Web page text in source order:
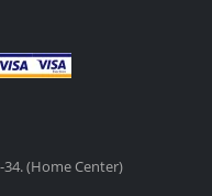
(Home Center)